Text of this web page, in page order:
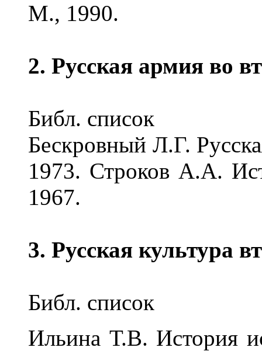
М., 1990.
2. Русская армия во
Библ. список
Бескровный Л.Г.
1973. Строков А.А.
1967.
3. Русская культура
Библ. список
Ильина Т.В. История